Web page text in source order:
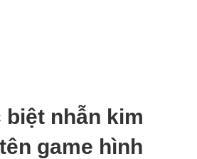
nhẫn kim
game hình